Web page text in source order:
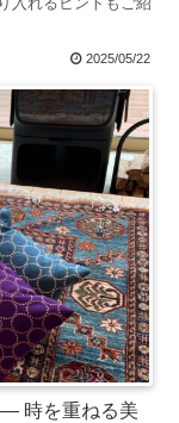
2025/05/22
時を重ねる美